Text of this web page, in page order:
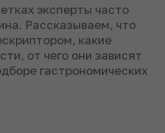
эксперты часто
Рассказываем, что
какие
от чего они зависят
гастрономических